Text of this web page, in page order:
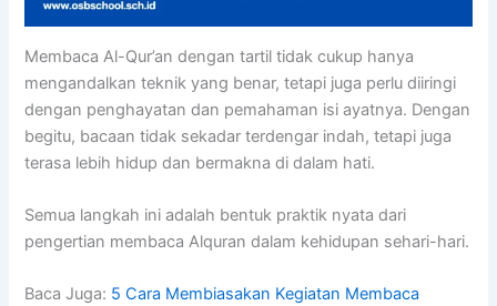
Membaca Al-Qur’an dengan tartil tidak cukup hanya
mengandalkan teknik yang benar, tetapi juga perlu diiringi
dengan penghayatan dan pemahaman isi ayatnya. Dengan
begitu, bacaan tidak sekadar terdengar indah, tetapi juga
terasa lebih hidup dan bermakna di dalam hati.
Semua langkah ini adalah bentuk praktik nyata dari
pengertian membaca Alquran dalam kehidupan sehari-hari.
Baca Juga: 5 Cara Membiasakan Kegiatan Membaca